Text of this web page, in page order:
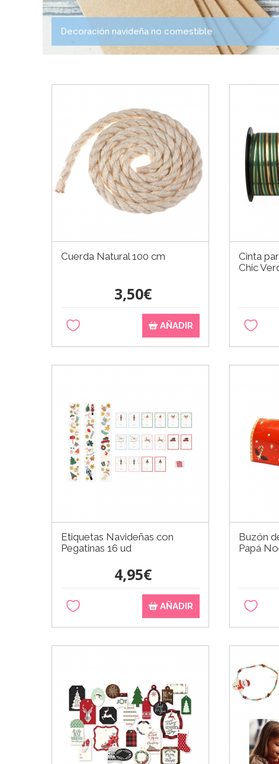
Decoración navideña no comestible
Cuerda Natural 100 cm
3,50€
AÑADIR
Cinta
Chic
Etiquetas Navideñas con
Pegatinas 16 ud
4,95€
AÑADIR
Buzón
Papá